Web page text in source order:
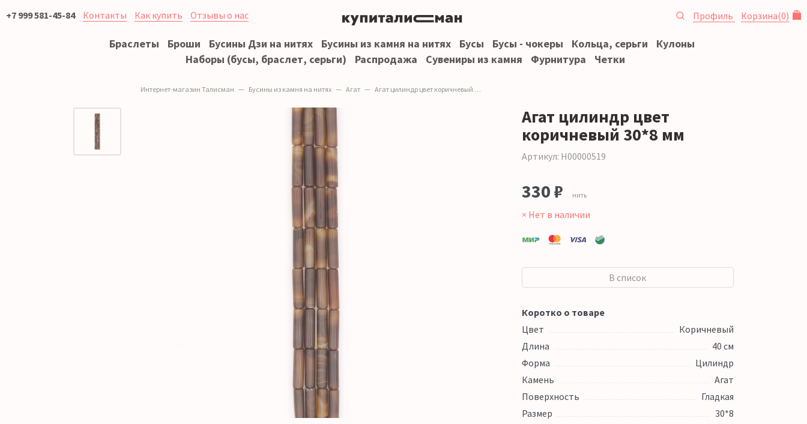
+7 999 581-45-84 Контакты Как купить Отзывы о нас Профиль Корзина(0)
Браслеты Броши Бусины Дзи на нитях Бусины из камня на нитях Бусы Бусы - чокеры Кольца, серьги
Кулоны
Наборы (бусы, браслет, серьги)
Распродажа Сувениры из камня Фурнитура Четки
Интернет-магазин Талисман Бусины из камня на нитях Агат Агат цилиндр цвет коричневый 30*8 мм
Агат цилиндр цвет
коричневый 30*8 мм
Артикул: Н00000519
330 ₽ нить
× Нет в наличии
В список
Коротко о товаре
Цвет
Коричневый
Длина
40 см
Форма
Цилиндр
Камень
Агат
Поверхность
Гладкая
Размер
30*8